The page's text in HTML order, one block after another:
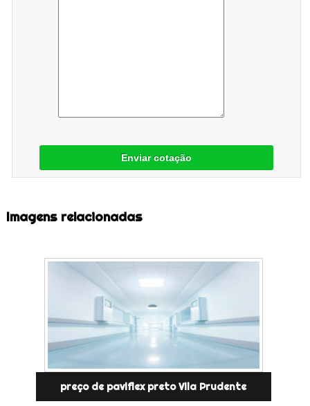
Enviar cotação
Imagens relacionadas
preço de paviflex preto Vila Prudente